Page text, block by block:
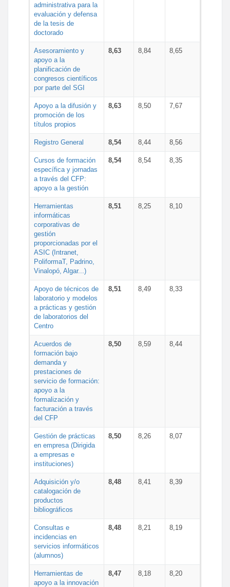
administrativa para la
evaluación y defensa
de la tesis de
doctorado
Asesoramiento y
apoyo a la
planificación de
congresos científicos
por parte del SGI
8,63 8,84 8,65
Apoyo a la difusión y
promoción de los
títulos propios
8,63 8,50 7,67
Registro General 8,54 8,44 8,56
Cursos de formación
específica y jornadas
a través del CFP:
apoyo a la gestión
8,54 8,54 8,35
Herramientas
informáticas
corporativas de
gestión
proporcionadas por el
ASIC (Intranet,
PoliformaT, Padrino,
Vinalopó, Algar...)
8,51 8,25 8,10
Apoyo de técnicos de
laboratorio y modelos
a prácticas y gestión
de laboratorios del
Centro
8,51 8,49 8,33
Acuerdos de
formación bajo
demanda y
prestaciones de
servicio de formación:
apoyo a la
formalización y
facturación a través
del CFP
8,50 8,59 8,44
Gestión de prácticas
en empresa (Dirigida
a empresas e
instituciones)
8,50 8,26 8,07
Adquisición y/o
catalogación de
productos
bibliográficos
8,48 8,41 8,39
Consultas e
incidencias en
servicios informáticos
(alumnos)
8,48 8,21 8,19
Herramientas de
apoyo a la innovación
8,47 8,18 8,20